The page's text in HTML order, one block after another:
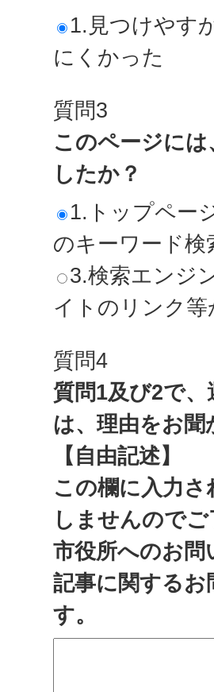
1.見つけやす
にくかった
質問3
このページに
したか？
1.トップペー
のキーワード検
3.検索エンジ
イトのリンク等
質問4
質問1及び2で
は、理由をお
【自由記述】
この欄に入力
しませんので
市役所へのお
記事に関する
す。